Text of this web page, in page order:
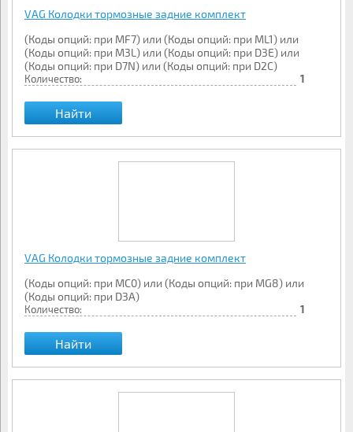
VAG Колодки тормозные задние комплект
(Коды опций: при MF7) или (Коды опций: при ML1) или
(Коды опций: при M3L) или (Коды опций: при D3E) или
(Коды опций: при D7N) или (Коды опций: при D2C)
Количество: 1
Найти
VAG Колодки тормозные задние комплект
(Коды опций: при MC0) или (Коды опций: при MG8) или
(Коды опций: при D3A)
Количество: 1
Найти